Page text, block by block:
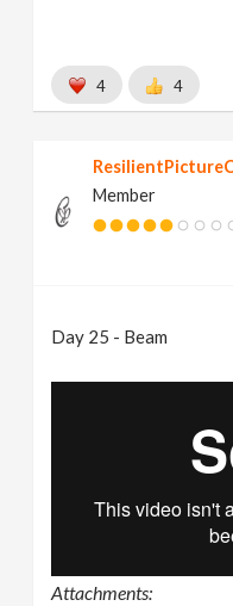
4 4
Member
Day 25 - Beam
Attachments: